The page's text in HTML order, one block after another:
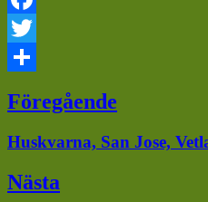
Facebook
Twitter
Inläggsnavigering
Föregående
Föregående
Huskvarna, San Jose,
Nästa